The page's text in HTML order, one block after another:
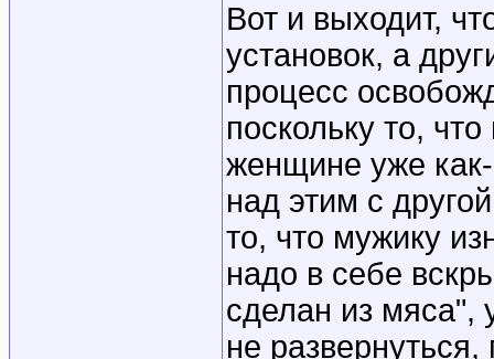
Вот и выходит,
установок, а
процесс
поскольку то,
женщине уже
над этим с
то, что мужику
надо в себе
сделан из мяса",
не